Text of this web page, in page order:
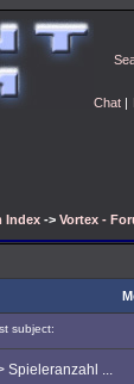
Chat |
Index -> Vortex -
subject:
Spieleranzahl ...